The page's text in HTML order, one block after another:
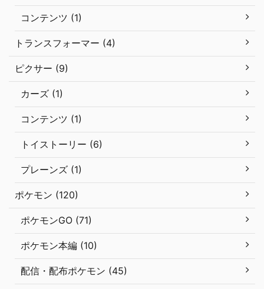
コンテンツ (1)
トランスフォーマー (4)
ピクサー (9)
カーズ (1)
コンテンツ (1)
トイストーリー (6)
プレーンズ (1)
ポケモン (120)
ポケモンGO (71)
ポケモン本編 (10)
配信・配布ポケモン (45)